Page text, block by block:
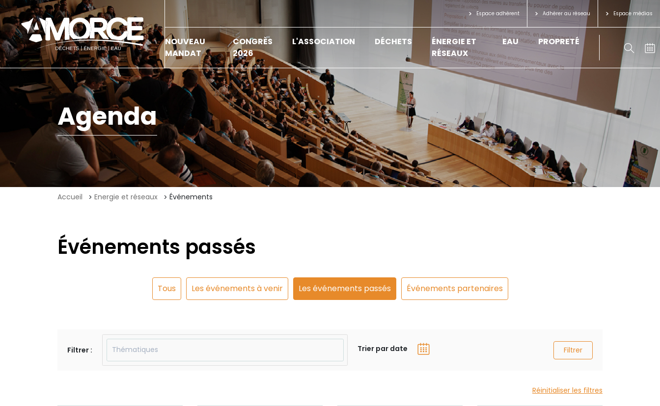
Espace adhérent Adhérer au réseau Espace médias
NOUVEAU
MANDAT
CONGRÈS
2026
L'ASSOCIATION DÉCHETS
ÉNERGIE ET
RÉSEAUX
EAU PROPRETÉ
Agenda
Accueil Energie et réseaux Événements
Événements passés
Tous Les événements à venir Les événements passés Événements partenaires
Filtrer : Trier par date Filtrer
Réinitialiser les filtres